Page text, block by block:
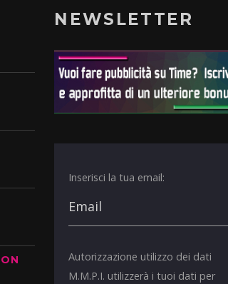
NEWSLETTER
Inserisci la tua email:
Autorizzazione utilizzo dei dati
M.M.P.I. utilizzerà i tuoi dati per